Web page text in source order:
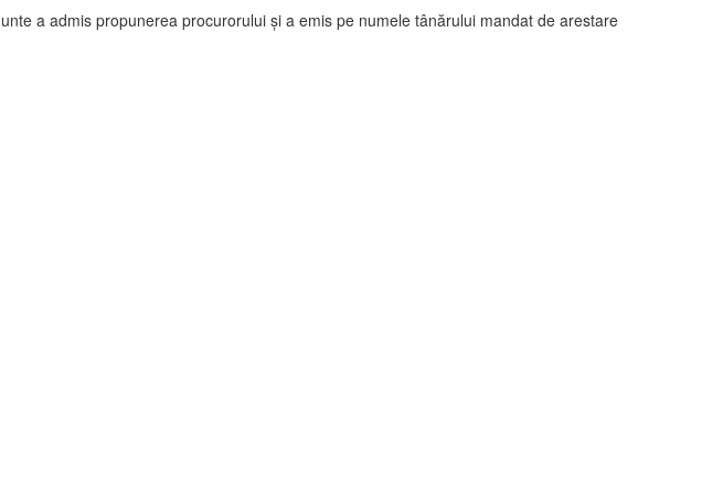
a admis propunerea procurorului şi a emis pe numele tânărului mandat de arestare